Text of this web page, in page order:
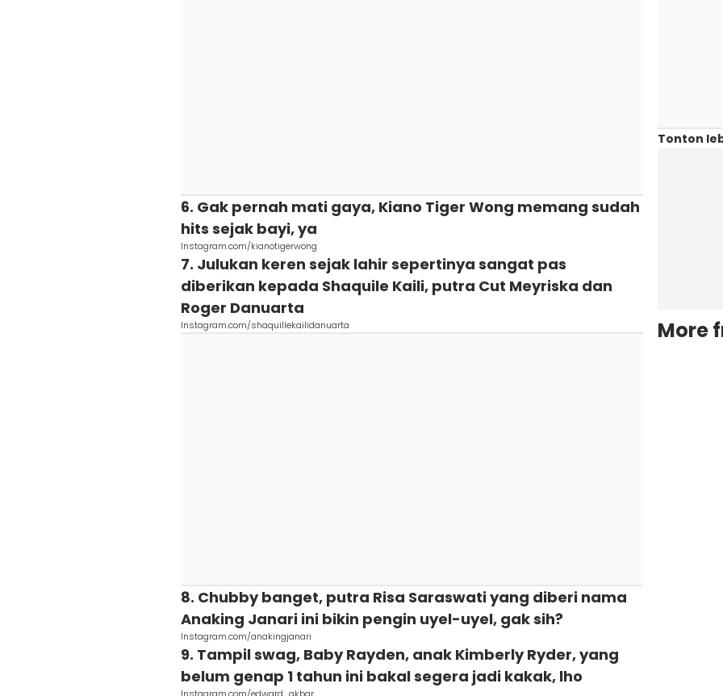
6. Gak pernah mati gaya, Kiano Tiger Wong memang sudah
hits sejak bayi, ya
Instagram.com/kianotigerwong
7. Julukan keren sejak lahir sepertinya sangat pas
diberikan kepada Shaquile Kaili, putra Cut Meyriska dan
Roger Danuarta
Instagram.com/shaquillekailidanuarta
8. Chubby banget, putra Risa Saraswati yang diberi nama
Anaking Janari ini bikin pengin uyel-uyel, gak sih?
Instagram.com/anakingjanari
9. Tampil swag, Baby Rayden, anak Kimberly Ryder, yang
belum genap 1 tahun ini bakal segera jadi kakak, lho
Tonton
More